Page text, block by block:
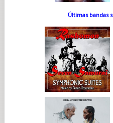
Últimas bandas